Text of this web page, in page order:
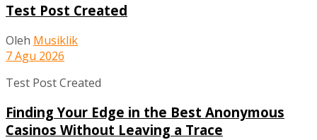
Test Post Created
Oleh Musiklik
7 Agu 2026
Test Post Created
Finding Your Edge in the Best Anonymous
Casinos Without Leaving a Trace